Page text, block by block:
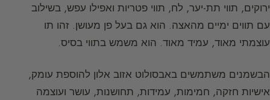
ירוקים, תווי תת-יער, לח, תווי פטריות ואפילו עפש, בשילוב
עם תווים ימיים מהאצה. הוא גם בעל פן מעושן. זהו תו
עוצמתי מאוד, עמיד מאוד. הוא משמש בתווי בסיס.
הבשמנים משתמשים באבסולוט אזוב אלון להוספת עומק,
אישיות חזקה, חמימות, עמידות, תחושנות, עושר ועוצמה